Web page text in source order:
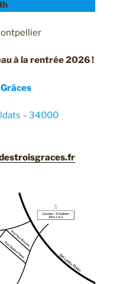
à la rentrée 2026 !
– 34000